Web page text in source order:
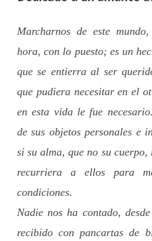
Marcharnos de este
hora, con lo puesto; es un
que se entierra al ser
que pudiera necesitar en el
en esta vida le fue
de sus objetos personales e
si su alma, que no su cuerpo,
recurriera a ellos para
condiciones.
Nadie nos ha contado,
recibido con pancartas de